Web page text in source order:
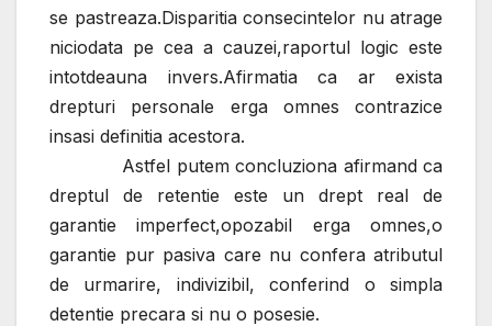
se pastreaza.Disparitia consecintelor nu atrage
niciodata pe cea a cauzei,raportul logic este
intotdeauna invers.Afirmatia ca ar exista
drepturi personale erga omnes contrazice
insasi definitia acestora.
Astfel putem concluziona afirmand ca
dreptul de retentie este un drept real de
garantie imperfect,opozabil erga omnes,o
garantie pur pasiva care nu confera atributul
de urmarire, indivizibil, conferind o simpla
detentie precara si nu o posesie.